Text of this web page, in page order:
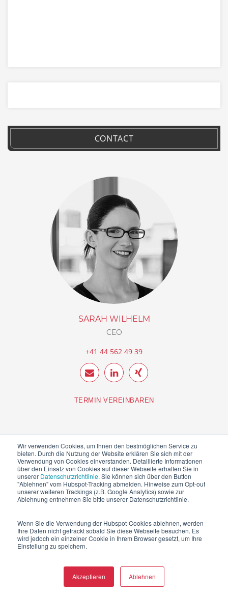
Wir verwenden Cookies, um Ihnen den bestmöglichen Service zu
bieten. Durch die Nutzung der Website erklären Sie sich mit der
Verwendung von Cookies einverstanden. Detaillierte Informationen
über den Einsatz von Cookies auf dieser Webseite erhalten Sie in
unserer Datenschutzrichtlinie. Sie können sich über den Button
"Ablehnen" vom Hubspot-Tracking abmelden. Hinweise zum Opt-out
unserer weiteren Trackings (z.B. Google Analytics) sowie zur
Ablehnung entnehmen Sie bitte unserer Datenschutzrichtlinie.
Wenn Sie die Verwendung der Hubspot-Cookies ablehnen, werden
Ihre Daten nicht getrackt sobald Sie diese Webseite besuchen. Es
wird jedoch ein einzelner Cookie in Ihrem Browser gesetzt, um Ihre
Einstellung zu speichern.
Akzeptieren Ablehnen
CONTACT
SARAH WILHELM
CEO
+41 44 562 49 39
TERMIN VEREINBAREN
NEWSLETTER ANMELDUNG